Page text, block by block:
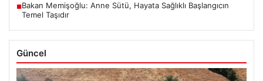
■Bakan Memişoğlu: Anne Sütü, Hayata Sağlıklı Başlangıcın
Temel Taşıdır
Güncel